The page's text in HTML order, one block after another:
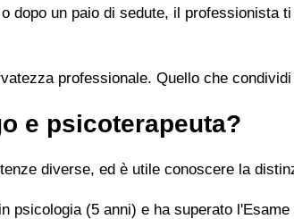
dopo un paio di sedute, il
professionale. Quello che
e psicoterapeuta?
diverse, ed è utile conoscere la
psicologia (5 anni) e ha superato